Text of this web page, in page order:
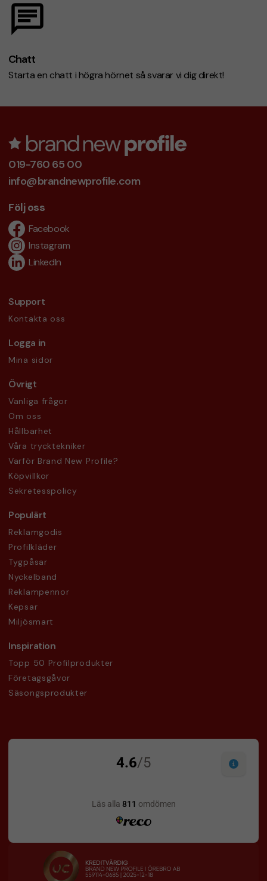
Chatt
Starta en chatt i högra hörnet så svarar vi dig direkt!
019-760 65 00
info@brandnewprofile.com
Följ oss
Facebook
Instagram
LinkedIn
Support
Kontakta oss
Logga in
Mina sidor
Övrigt
Vanliga frågor
Om oss
Hållbarhet
Våra trycktekniker
Varför Brand New Profile?
Köpvillkor
Sekretesspolicy
Populärt
Reklamgodis
Profilkläder
Tygpåsar
Nyckelband
Reklampennor
Kepsar
Miljösmart
Inspiration
Topp 50 Profilprodukter
Företagsgåvor
Säsongsprodukter